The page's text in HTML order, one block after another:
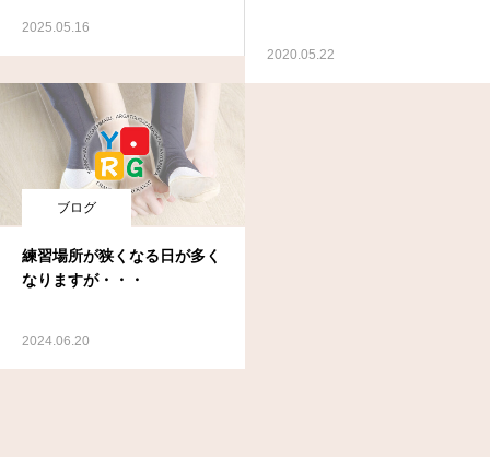
2025.05.16
2020.05.22
ブログ
練習場所が狭くなる日が多く
なりますが・・・
2024.06.20